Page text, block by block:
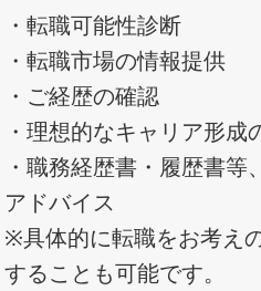
・転職可能性診断
・転職市場の情報提供
・ご経歴の確認
・理想的なキャリア形成
・職務経歴書・履歴書
アドバイス
※具体的に転職をお考え
することも可能です。